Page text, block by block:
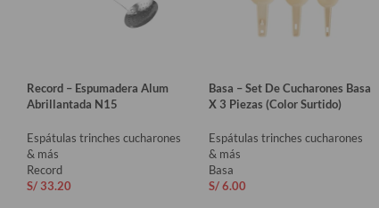
Record – Espumadera Alum
Abrillantada N15
Espátulas trinches cucharones
& más
Record
S/ 33.20
Basa – Set De Cucharones Basa
X 3 Piezas (Color Surtido)
Espátulas trinches cucharones
& más
Basa
S/6.00